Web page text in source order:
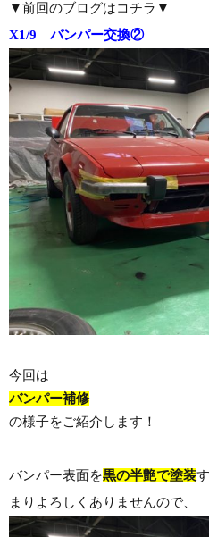
▼前回のブログはコチラ▼
X1/9 バンパー交換②
今回は
バンパー補修
の様子をご紹介します！
バンパー表面を黒の半艶で塗装
まりよろしくありませんので、